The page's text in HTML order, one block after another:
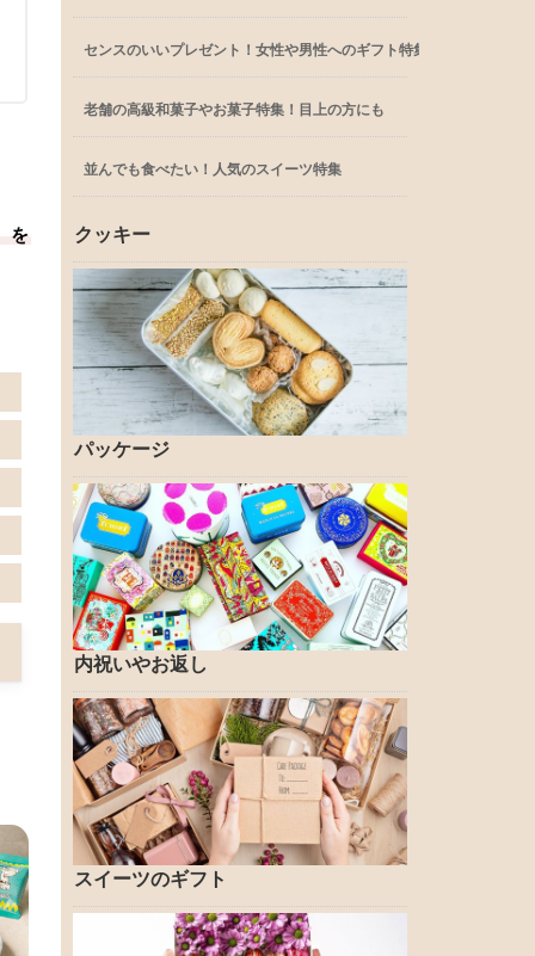
を
センスのいいプレゼント！女性や男性へのギフト特集
老舗の高級和菓子やお菓子特集！目上の方にも
並んでも食べたい！人気のスイーツ特集
クッキー
パッケージ
内祝いやお返し
スイーツのギフト